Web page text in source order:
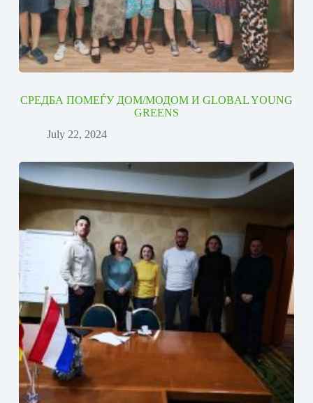
СРЕДБА ПОМЕЃУ ДОМ/МОДОМ И GLOBAL YOUNG
GREENS
July 22, 2024